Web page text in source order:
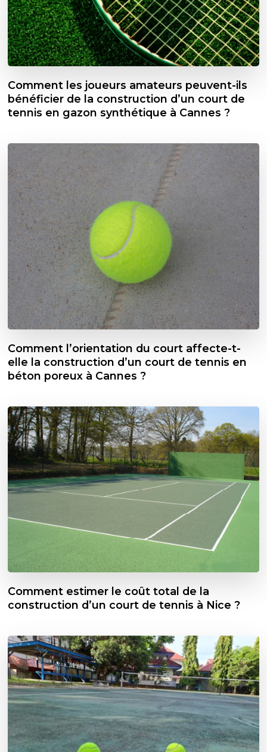
Comment les joueurs amateurs peuvent-ils
bénéficier de la construction d’un court de
tennis en gazon synthétique à Cannes ?
Comment l’orientation du court affecte-t-
elle la construction d’un court de tennis en
béton poreux à Cannes ?
Comment estimer le coût total de la
construction d’un court de tennis à Nice ?